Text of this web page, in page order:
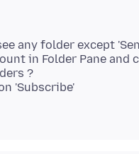
any folder except
in Folder Pane and
?
'Subscribe'